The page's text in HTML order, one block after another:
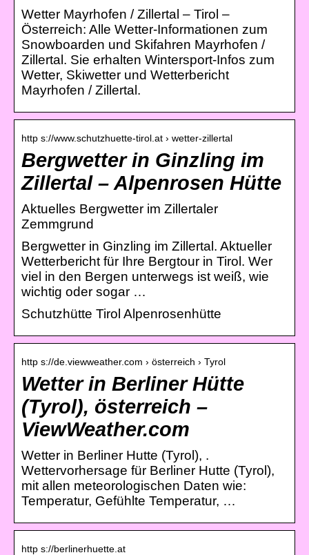
Wetter Mayrhofen / Zillertal – Tirol –
Österreich: Alle Wetter-Informationen zum
Snowboarden und Skifahren Mayrhofen /
Zillertal. Sie erhalten Wintersport-Infos zum
Wetter, Skiwetter und Wetterbericht
Mayrhofen / Zillertal.
http s://www.schutzhuette-tirol.at › wetter-zillertal
Bergwetter in Ginzling im
Zillertal – Alpenrosen Hütte
Aktuelles Bergwetter im Zillertaler
Zemmgrund
Bergwetter in Ginzling im Zillertal. Aktueller
Wetterbericht für Ihre Bergtour in Tirol. Wer
viel in den Bergen unterwegs ist weiß, wie
wichtig oder sogar …
Schutzhütte Tirol Alpenrosenhütte
http s://de.viewweather.com › österreich › Tyrol
Wetter in Berliner Hütte
(Tyrol), österreich –
ViewWeather.com
Wetter in Berliner Hutte (Tyrol), .
Wettervorhersage für Berliner Hutte (Tyrol),
mit allen meteorologischen Daten wie:
Temperatur, Gefühlte Temperatur, …
http s://berlinerhuette.at